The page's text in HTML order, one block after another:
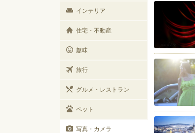
インテリア
住宅・不動産
趣味
旅行
グルメ・レストラン
ペット
写真・カメラ